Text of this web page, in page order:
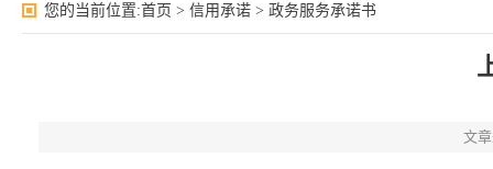
您的当前位置:首页 > 信用承诺 > 政务服务承诺书
文